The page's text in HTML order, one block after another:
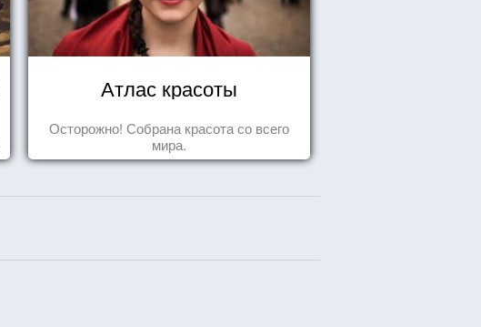
Атлас красоты
Осторожно! Собрана красота со всего
мира.